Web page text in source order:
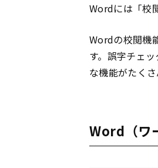
Wordには「校
Wordの校閲機
す。誤字チェ
な機能がたく
Word（ワ